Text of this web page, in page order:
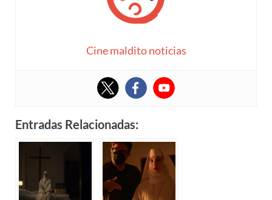
Cine maldito noticias
Entradas Relacionadas: